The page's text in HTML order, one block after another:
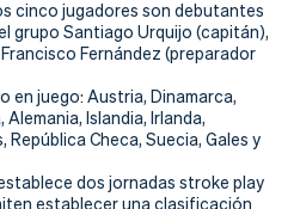
cinco jugadores son debutantes
grupo Santiago Urquijo (capitán),
Fernández (preparador
en juego: Austria, Dinamarca,
Alemania, Islandia, Irlanda,
República Checa, Suecia, Gales y
dos jornadas stroke play
establecer una clasificación